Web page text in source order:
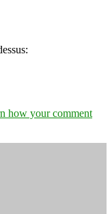
how your comment